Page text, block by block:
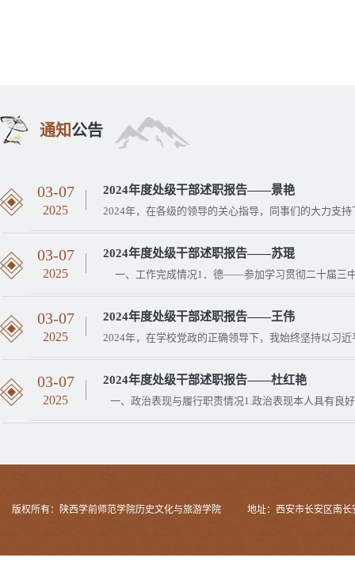
通知公告
03-07
2025
2024年度处级干部述职报告——景艳
2024年，在各级的领导的关心指导，同事们的大力支持
03-07
2025
2024年度处级干部述职报告——苏琨
一、工作完成情况1．德——参加学习贯彻二十届三
03-07
2025
2024年度处级干部述职报告——王伟
2024年，在学校党政的正确领导下，我始终坚持以习近
03-07
2025
2024年度处级干部述职报告——杜红艳
一、政治表现与履行职责情况1.政治表现本人具有良
版权所有：陕西学前师范学院历史文化与旅游学院 地址：西安市长安区南